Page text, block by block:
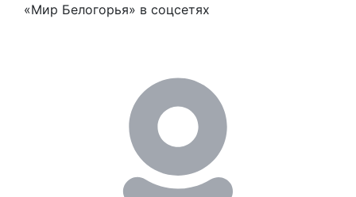
«Мир Белогорья» в соцсетях